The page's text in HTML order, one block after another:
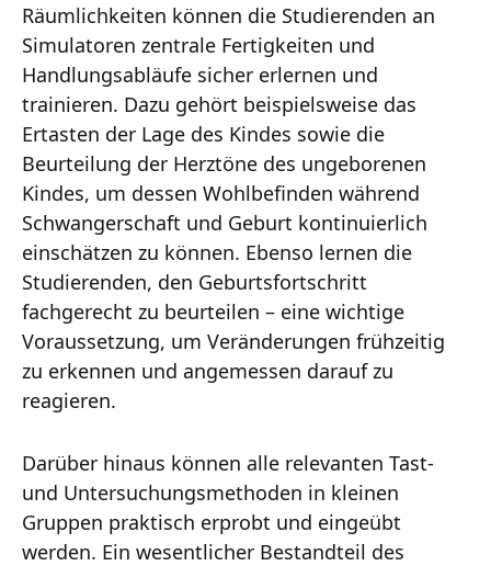
Räumlichkeiten können die Studierenden an
Simulatoren zentrale Fertigkeiten und
Handlungsabläufe sicher erlernen und
trainieren. Dazu gehört beispielsweise das
Ertasten der Lage des Kindes sowie die
Beurteilung der Herztöne des ungeborenen
Kindes, um dessen Wohlbefinden während
Schwangerschaft und Geburt kontinuierlich
einschätzen zu können. Ebenso lernen die
Studierenden, den Geburtsfortschritt
fachgerecht zu beurteilen – eine wichtige
Voraussetzung, um Veränderungen frühzeitig
zu erkennen und angemessen darauf zu
reagieren.
Darüber hinaus können alle relevanten Tast-
und Untersuchungsmethoden in kleinen
Gruppen praktisch erprobt und eingeübt
werden. Ein wesentlicher Bestandteil des